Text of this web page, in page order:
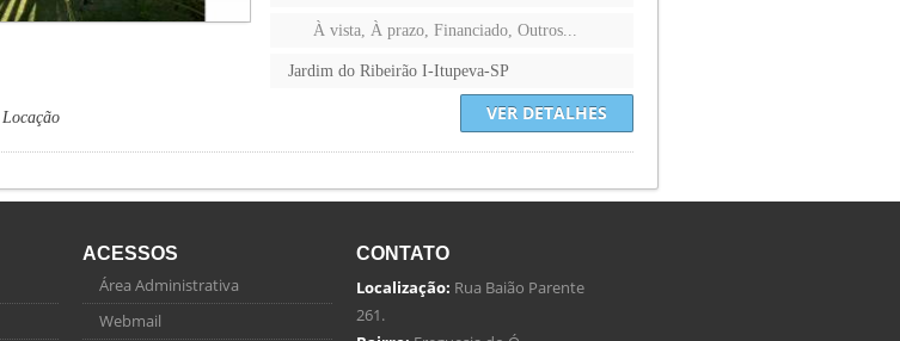
À vista, À prazo, Financiado, Outros...
Jardim do Ribeirão I-Itupeva-SP
Locação VER DETALHES
ACESSOS
Área Administrativa
Webmail
CONTATO
Localização: Rua Baião Parente
261.